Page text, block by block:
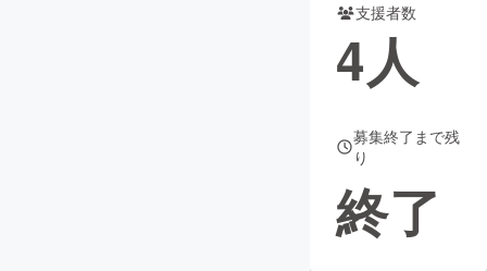
CAMPFIRE Creation
コミュニティ
支援者数
4人
募集終了まで残
り
終了